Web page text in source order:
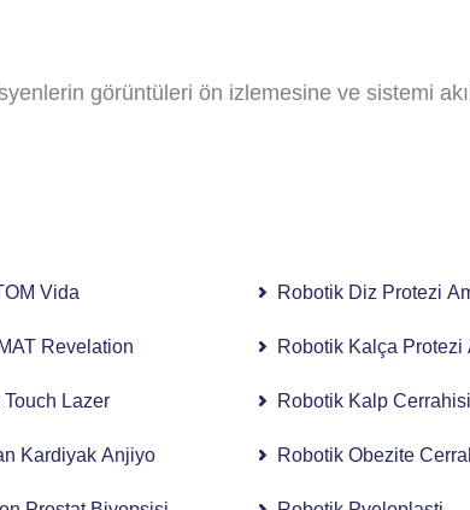
görüntüleri ön izlemesine ve sistemi
Vida
Revelation
Lazer
Kardiyak Anjiyo
Robotik Diz Protezi
Robotik Kalça Protezi
Robotik Kalp
Robotik Obezite